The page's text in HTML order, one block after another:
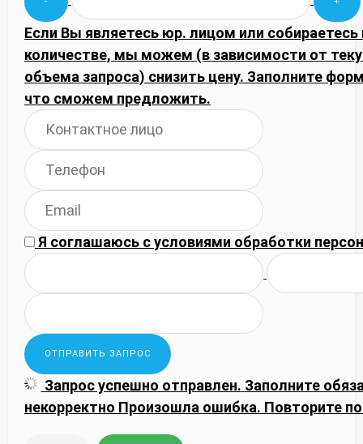
Если Вы являетесь юр. лицом или
количестве, мы можем (в зависимости от
объема запроса) снизить цену. Заполните
что сможем предложить.
Я соглашаюсь сусловиями обработки
Запрос успешно отправлен. Заполните
некорректно Произошла ошибка. Повторите